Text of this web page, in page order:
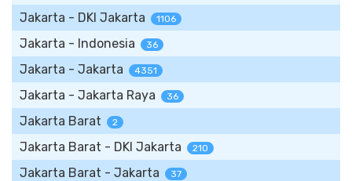
Jakarta - DKI Jakarta 1106
Jakarta - Indonesia 36
Jakarta - Jakarta 4351
Jakarta - Jakarta Raya 36
Jakarta Barat 2
Jakarta Barat - DKI Jakarta 210
Jakarta Barat - Jakarta 37